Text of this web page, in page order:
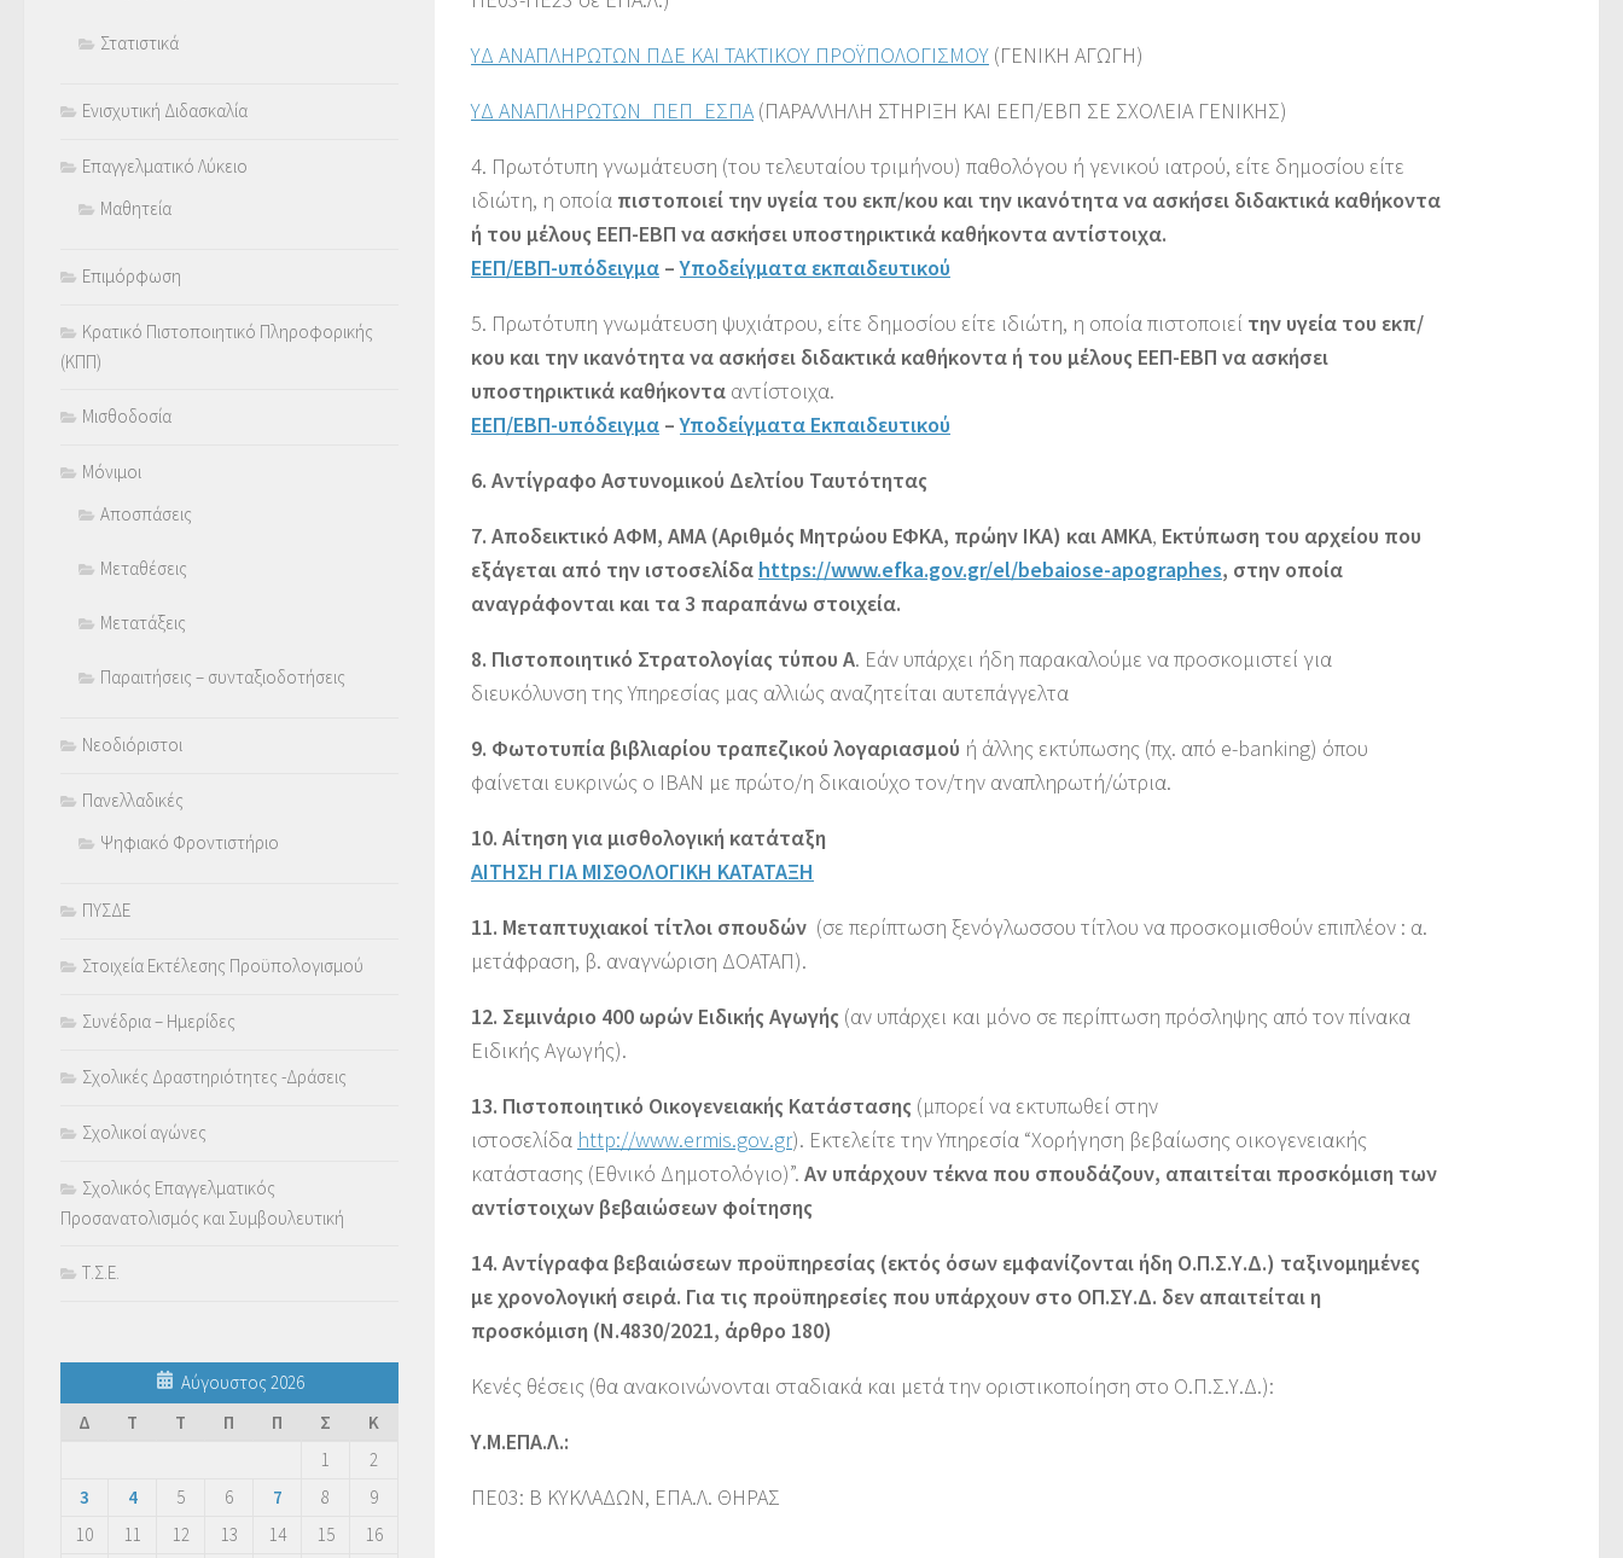
ΥΔ ΑΝΑΠΛΗΡΩΤΩΝ ΠΔΕ ΚΑΙ ΤΑΚΤΙΚΟΥ ΠΡΟΫΠΟΛΟΓΙΣΜΟΥ (ΓΕΝΙΚΗ ΑΓΩΓΗ)
ΥΔ ΑΝΑΠΛΗΡΩΤΩΝ_ΠΕΠ_ΕΣΠΑ(ΠΑΡΑΛΛΗΛΗ ΣΤΗΡΙΞΗ ΚΑΙ ΕΕΠ/ΕΒΠ ΣΕ ΣΧΟΛΕΙΑ ΓΕΝΙΚΗΣ)
4. Πρωτότυπη γνωμάτευση (του τελευταίου τριμήνου) παθολόγου ή γενικού ιατρού, είτε δημοσίου είτε
ιδιώτη, η οποία πιστοποιεί την υγεία του εκπ/κου και την ικανότητα να ασκήσει διδακτικά καθήκοντα
ή του μέλους ΕΕΠ-ΕΒΠ να ασκήσει υποστηρικτικά καθήκοντα αντίστοιχα.
ΕΕΠ/ΕΒΠ-υπόδειγμα –Yποδείγματα εκπαιδευτικού
5. Πρωτότυπη γνωμάτευση ψυχιάτρου, είτε δημοσίου είτε ιδιώτη, η οποία πιστοποιεί την υγεία του εκπ/
κου και την ικανότητα να ασκήσει διδακτικά καθήκοντα ή του μέλους ΕΕΠ-ΕΒΠ να ασκήσει
υποστηρικτικά καθήκοντα αντίστοιχα.
ΕΕΠ/ΕΒΠ-υπόδειγμα –Υποδείγματα Εκπαιδευτικού
6. Αντίγραφο Αστυνομικού Δελτίου Ταυτότητας
7. Αποδεικτικό ΑΦΜ, ΑΜΑ (Αριθμός Μητρώου ΕΦΚΑ, πρώην ΙΚΑ) και ΑΜΚΑ, Εκτύπωση του αρχείου που
εξάγεται από την ιστοσελίδα https://www.efka.gov.gr/el/bebaiose-apographes, στην οποία
αναγράφονται και τα 3 παραπάνω στοιχεία.
8. Πιστοποιητικό Στρατολογίας τύπου Α. Εάν υπάρχει ήδη παρακαλούμε να προσκομιστεί για
διευκόλυνση της Υπηρεσίας μας αλλιώς αναζητείται αυτεπάγγελτα
9. Φωτοτυπία βιβλιαρίου τραπεζικού λογαριασμού ή άλλης εκτύπωσης (πχ. από e-banking) όπου
φαίνεται ευκρινώς ο IBAN με πρώτο/η δικαιούχο τον/την αναπληρωτή/ώτρια.
10. Αίτηση για μισθολογική κατάταξη
ΑΙΤΗΣΗ ΓΙΑ ΜΙΣΘΟΛΟΓΙΚΗ ΚΑΤΑΤΑΞΗ
11. Μεταπτυχιακοί τίτλοι σπουδών (σε περίπτωση ξενόγλωσσου τίτλου να προσκομισθούν επιπλέον : α.
μετάφραση, β. αναγνώριση ΔΟΑΤΑΠ).
12. Σεμινάριο 400 ωρών Ειδικής Αγωγής (αν υπάρχει και μόνο σε περίπτωση πρόσληψης από τον πίνακα
Ειδικής Αγωγής).
13. Πιστοποιητικό Οικογενειακής Κατάστασης (μπορεί να εκτυπωθεί στην
ιστοσελίδα http://www.ermis.gov.gr). Εκτελείτε την Υπηρεσία “Χορήγηση βεβαίωσης οικογενειακής
κατάστασης (Εθνικό Δημοτολόγιο)”. Αν υπάρχουν τέκνα που σπουδάζουν, απαιτείται προσκόμιση των
αντίστοιχων βεβαιώσεων φοίτησης
14. Αντίγραφα βεβαιώσεων προϋπηρεσίας (εκτός όσων εμφανίζονται ήδη Ο.Π.Σ.Υ.Δ.) ταξινομημένες
με χρονολογική σειρά. Για τις προϋπηρεσίες που υπάρχουν στο ΟΠ.ΣΥ.Δ. δεν απαιτείται η
προσκόμιση (Ν.4830/2021, άρθρο 180)
Κενές θέσεις (θα ανακοινώνονται σταδιακά και μετά την οριστικοποίηση στο Ο.Π.Σ.Υ.Δ.):
Υ.Μ.ΕΠΑ.Λ.:
ΠΕ03: Β ΚΥΚΛΑΔΩΝ, ΕΠΑ.Λ. ΘΗΡΑΣ
Στατιστικά
Ενισχυτική Διδασκαλία
Επαγγελματικό Λύκειο
Μαθητεία
Επιμόρφωση
Κρατικό Πιστοποιητικό Πληροφορικής
(ΚΠΠ)
Μισθοδοσία
Μόνιμοι
Αποσπάσεις
Μεταθέσεις
Μετατάξεις
Παραιτήσεις – συνταξιοδοτήσεις
Νεοδιόριστοι
Πανελλαδικές
Ψηφιακό Φροντιστήριο
ΠΥΣΔΕ
Στοιχεία Εκτέλεσης Προϋπολογισμού
Συνέδρια – Ημερίδες
Σχολικές Δραστηριότητες -Δράσεις
Σχολικοί αγώνες
Σχολικός Επαγγελματικός
Προσανατολισμός και Συμβουλευτική
Τ.Σ.Ε.
Αύγουστος 2026
Δ
Τ Τ Π Π Σ
Κ
1
2
3
4 5 6 7 8
9
10
11 12 13 14 15
16